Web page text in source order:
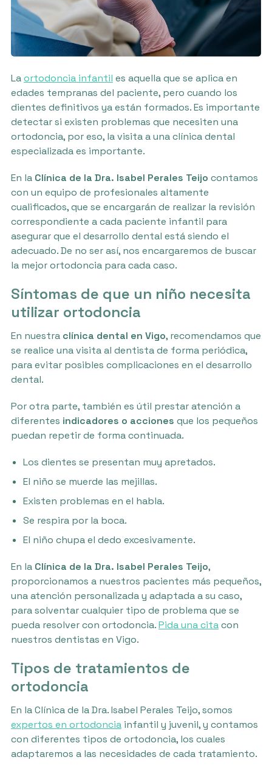
Laortodoncia infantil es aquella que se aplica en
edades tempranas del paciente, pero cuando los
dientes definitivos ya están formados. Es importante
detectar si existen problemas que necesiten una
ortodoncia, por eso, la visita a una clínica dental
especializada es importante.
En la Clínica de la Dra. Isabel Perales Teijo contamos
con un equipo de profesionales altamente
cualificados, que se encargarán de realizar la revisión
correspondiente a cada paciente infantil para
asegurar que el desarrollo dental está siendo el
adecuado. De no ser así, nos encargaremos de buscar
la mejor ortodoncia para cada caso.
Síntomas de que un niño necesita
utilizar ortodoncia
En nuestra clínica dental en Vigo, recomendamos que
se realice una visita al dentista de forma periódica,
para evitar posibles complicaciones en el desarrollo
dental.
Por otra parte, también es útil prestar atención a
diferentes indicadores o acciones que los pequeños
puedan repetir de forma continuada.
Los dientes se presentan muy apretados.
El niño se muerde las mejillas.
Existen problemas en el habla.
Se respira por la boca.
El niño chupa el dedo excesivamente.
En la Clínica de la Dra. Isabel Perales Teijo,
proporcionamos a nuestros pacientes más pequeños,
una atención personalizada y adaptada a su caso,
para solventar cualquier tipo de problema que se
pueda resolver con ortodoncia.Pida una citacon
nuestros dentistas en Vigo.
Tipos de tratamientos de
ortodoncia
En la Clínica de la Dra. Isabel Perales Teijo, somos
expertos en ortodonciainfantil y juvenil, y contamos
con diferentes tipos de ortodoncia, los cuales
adaptaremos a las necesidades de cada tratamiento.